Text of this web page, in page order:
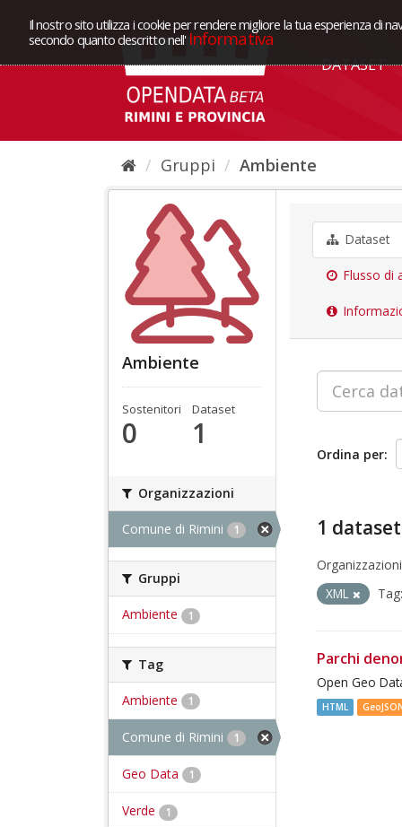
Il nostro sito utilizza i cookie per rendere migliore la tua esperienza di
secondo quanto descritto nell' Informativa
DATASET
Gruppi Ambiente
Ambiente
Sostenitori
0
Dataset
1
Organizzazioni
Comune di Rimini 1
Gruppi
Ambiente 1
Tag
Ambiente 1
Comune di Rimini 1
Geo Data 1
Verde 1
Dataset
Flusso di
Ordina per
1
XML
Tag:
Parchi
Open Geo
HTML